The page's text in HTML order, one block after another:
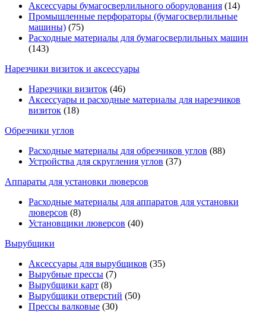
Аксессуары бумагосверлильного оборудования (14)
Промышленные перфораторы (бумагосверлильные
машины) (75)
Расходные материалы для бумагосверлильных машин
(143)
Нарезчики визиток и аксессуары
Нарезчики визиток (46)
Аксессуары и расходные материалы для нарезчиков
визиток (18)
Обрезчики углов
Расходные материалы для обрезчиков углов (88)
Устройства для скругления углов (37)
Аппараты для установки люверсов
Расходные материалы для аппаратов для установки
люверсов (8)
Установщики люверсов (40)
Вырубщики
Аксессуары для вырубщиков (35)
Вырубные прессы (7)
Вырубщики карт (8)
Вырубщики отверстий (50)
Прессы валковые (30)